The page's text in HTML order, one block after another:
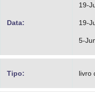
Data:
19-
19-
5-
Tipo: livro